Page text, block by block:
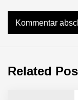
Related